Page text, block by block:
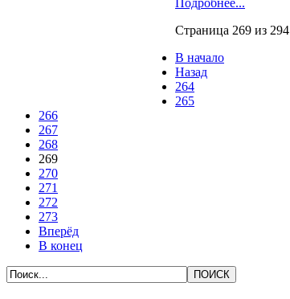
Страница 269 из 294
В начало
Назад
264
265
266
267
268
269
270
271
272
273
Вперёд
В конец